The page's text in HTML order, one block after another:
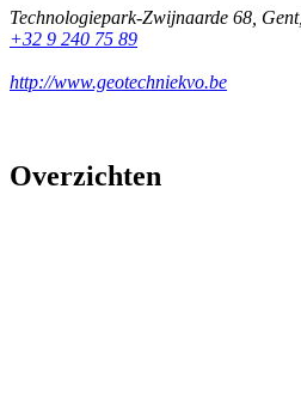
Technologiepark-Zwijnaarde 68 Gent,
+32 9 240 75 89
http://www.geotechniekvo.be
Overzichten